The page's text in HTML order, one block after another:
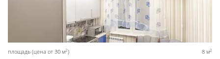
площадь (цена от 30 м2) 8 м2